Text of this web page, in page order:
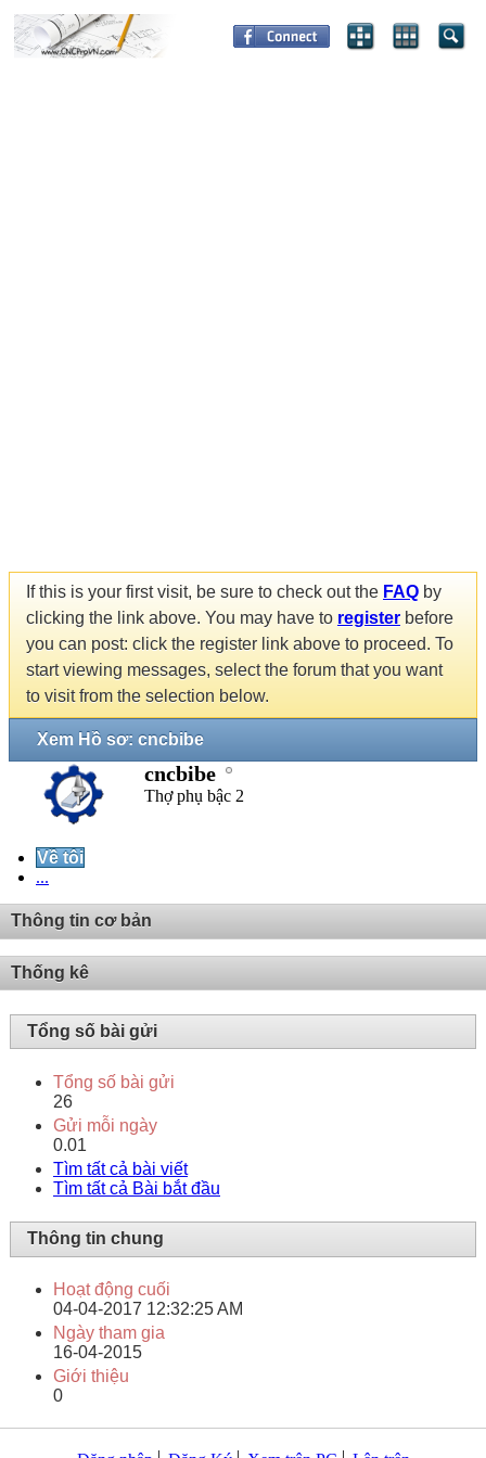
If this is your first visit, be sure to check out the FAQ by
clicking the link above. You may have to register before
you can post: click the register link above to proceed. To
start viewing messages, select the forum that you want
to visit from the selection below.
Xem Hồ sơ: cncbibe
cncbibe
Thợ phụ bậc 2
Về tôi
...
Thông tin cơ bản
Thống kê
Tổng số bài gửi
Tổng số bài gửi
26
Gửi mỗi ngày
0.01
Tìm tất cả bài viết
Tìm tất cả Bài bắt đầu
Thông tin chung
Hoạt động cuối
04-04-2017 12:32:25 AM
Ngày tham gia
16-04-2015
Giới thiệu
0